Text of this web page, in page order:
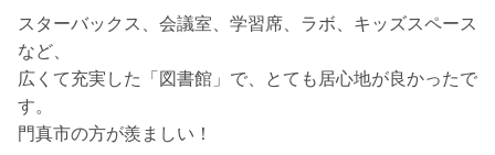
スターバックス、会議室、学習席、ラボ、キッズスペース
など、
広くて充実した「図書館」で、とても居心地が良かったで
す。
門真市の方が羨ましい！